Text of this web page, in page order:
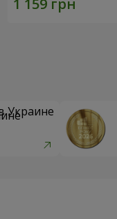
Украине